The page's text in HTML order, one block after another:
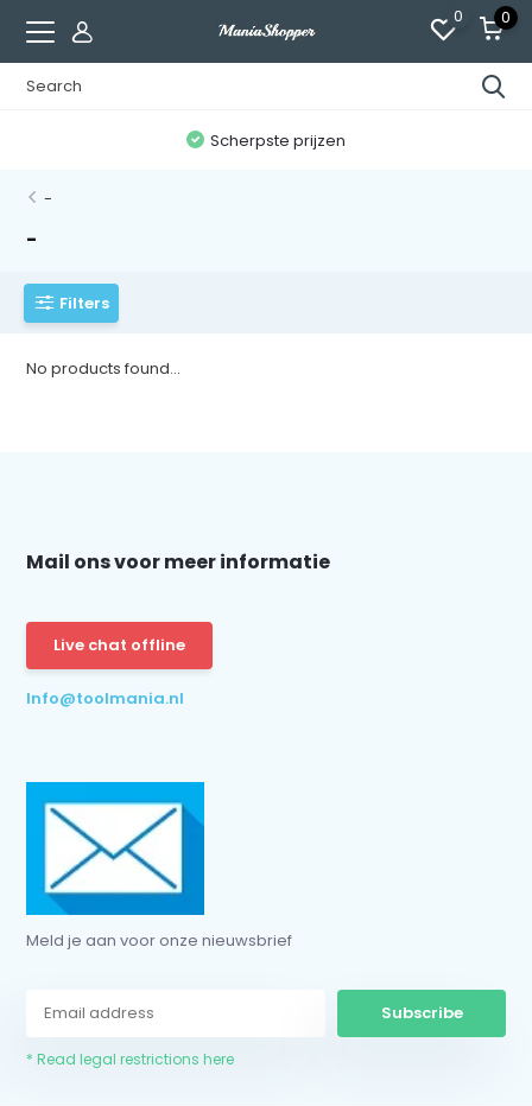
0 0
Scherpste prijzen
-
-
Filters
No products found...
Mail ons voor meer informatie
Live chat offline
Info@toolmania.nl
Meld je aan voor onze nieuwsbrief
Subscribe
* Read legal restrictions here